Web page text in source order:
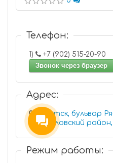
Телефон:
1)
+7 (902) 515-20-90
Звонок через браузер
Адрес:
Иркутск, бульвар
(Свердловский
Режим работы: